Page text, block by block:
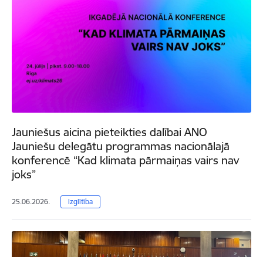
Jauniešus aicina pieteikties dalībai ANO
Jauniešu delegātu programmas nacionālajā
konferencē “Kad klimata pārmaiņas vairs nav
joks”
25.06.2026. Izglītība